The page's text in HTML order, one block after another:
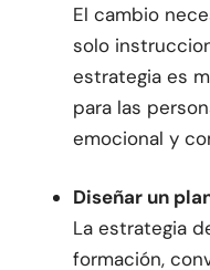
El cambio
solo
estrategia es
para las
emocional y
Diseñar un
La estrategia
formación,